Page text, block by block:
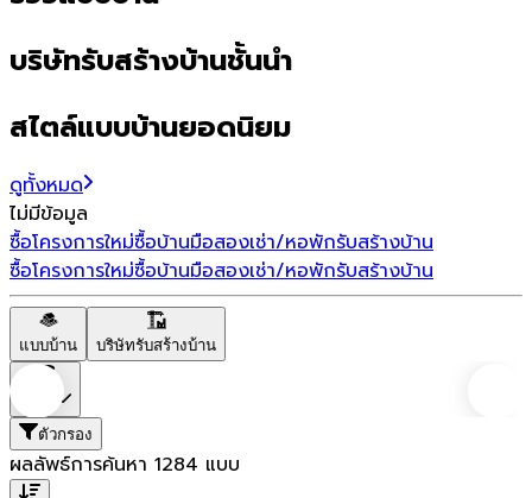
บริษัทรับสร้างบ้านชั้นนำ
สไตล์แบบบ้านยอดนิยม
ดูทั้งหมด
ไม่มีข้อมูล
ซื้อโครงการใหม่ซื้อบ้านมือสองเช่า/หอพักรับสร้างบ้าน
ซื้อโครงการใหม่ซื้อบ้านมือสองเช่า/หอพักรับสร้างบ้าน
แบบบ้าน บริษัทรับสร้างบ้าน
ตัวกรอง
ผลลัพธ์การค้นหา 1284 แบบ